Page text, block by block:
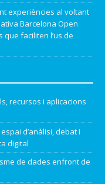
experiències al voltant
Barcelona Open
que faciliten l’us de
recursos i aplicacions
d’anàlisi, debat i
digital
de dades enfront de